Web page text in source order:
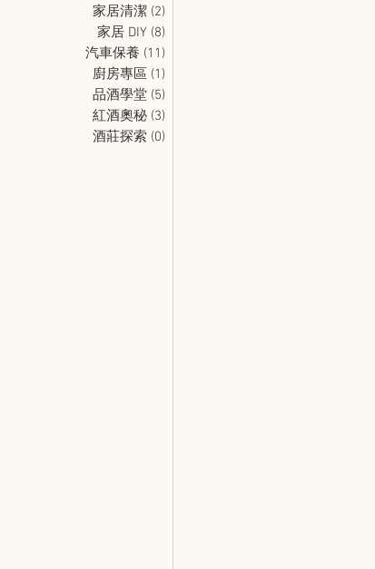
家居清潔 (2)
家居 DIY (8)
汽車保養 (11)
廚房專區 (1)
品酒學堂 (5)
紅酒奧秘 (3)
酒莊探索 (0)